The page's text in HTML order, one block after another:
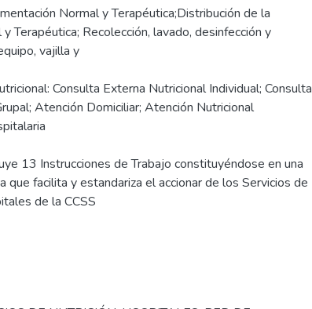
Normal y Terapéutica;Distribución de la
Terapéutica; Recolección, lavado, desinfección y
vajilla y
Consulta Externa Nutricional Individual; Consulta
Atención Domiciliar; Atención Nutricional
13 Instrucciones de Trabajo constituyéndose en una
que facilita y estandariza el accionar de los Servicios de
de la CCSS